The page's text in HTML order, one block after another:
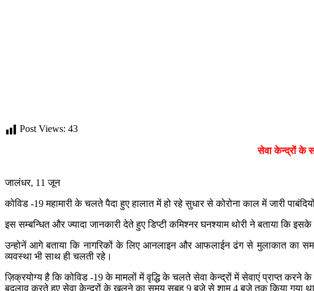
Post Views: 43
सेवा केन्द्रों के
जालंधर, 11 जून
कोविड -19 महामारी के चलते पैदा हुए हालात में हो रहे सुधार से कोरोना काल में जारी
इस सम्बन्धित और ज्यादा जानकारी देते हुए डिप्टी कमिश्नर घनश्याम थोरी ने बताया कि
उन्होनें आगे बताया कि नागरिकों के लिए आनलाइन और आफलाईन ढंग से मुलाकात का
व्यवस्था भी साथ ही चलती रहे।
ज़िक्रयोग्य है कि कोविड -19 के मामलों में वृद्धि के चलते सेवा केन्द्रों में सेवाएं प्राप्त
बदलाव करते हुए सेवा केन्द्रों के खुलने का समय सुबह 9 बजे से शाम 4 बजे तक किया गया